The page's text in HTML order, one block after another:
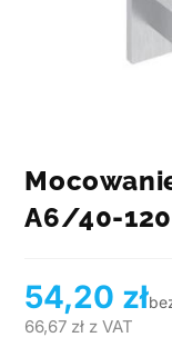
A6/40-
54,20 zł
66,67 zł z VAT